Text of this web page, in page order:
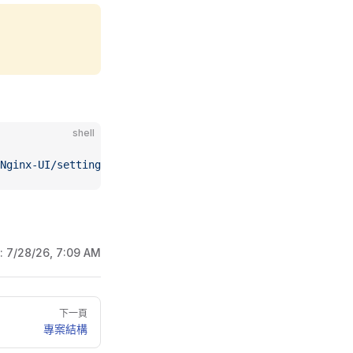
shell
UI/settings.buildTime=$(
7/28/26, 7:09 AM
下一頁
專案結構